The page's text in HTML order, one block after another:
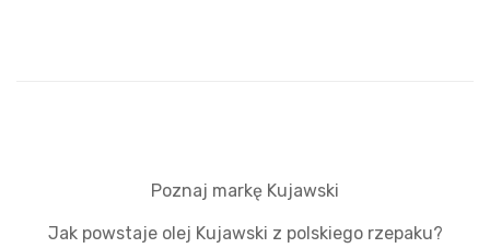
Poznaj markę Kujawski
Jak powstaje olej Kujawski z polskiego rzepaku?